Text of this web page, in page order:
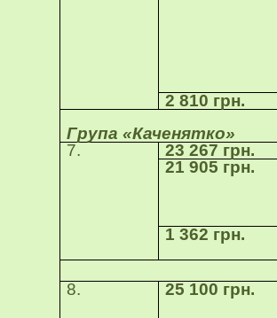
2 810 грн.
Група «Каченятко»
7.
23 267 грн.
21 905 грн.
1 362 грн.
8. 25 100 грн.